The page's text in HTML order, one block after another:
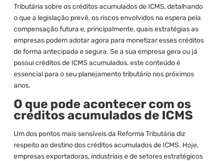
Tributária sobre os créditos acumulados de ICMS, detalhando
o que a legislação prevê, os riscos envolvidos na espera pela
compensação futura e, principalmente, quais estratégias as
empresas podem adotar agora para monetizar esses créditos
de forma antecipada e segura. Se a sua empresa gera ou já
possui créditos de ICMS acumulados, este conteúdo é
essencial para o seu planejamento tributário nos próximos
anos.
O que pode acontecer com os
créditos acumulados de ICMS
Um dos pontos mais sensíveis da Reforma Tributária diz
respeito ao destino dos créditos acumulados de ICMS. Hoje,
empresas exportadoras, industriais e de setores estratégicos